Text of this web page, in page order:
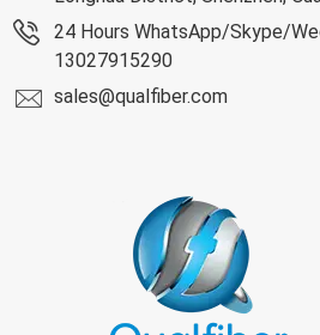
24 Hours WhatsApp/Skype/
13027915290
sales@qualfiber.com